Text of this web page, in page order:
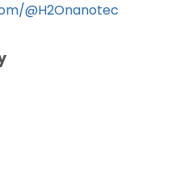
@H2Onanotec